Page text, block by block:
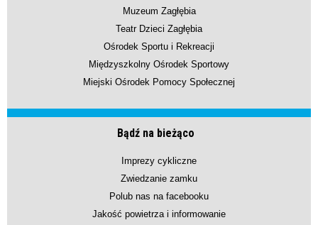
Muzeum Zagłębia
Teatr Dzieci Zagłębia
Ośrodek Sportu i Rekreacji
Międzyszkolny Ośrodek Sportowy
Miejski Ośrodek Pomocy Społecznej
Bądź na bieżąco
Imprezy cykliczne
Zwiedzanie zamku
Polub nas na facebooku
Jakość powietrza i informowanie